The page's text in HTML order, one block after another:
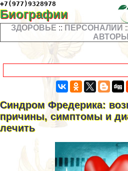
+7(977)9328978
Биографии
ЗДОРОВЬЕ :: ПЕРСОНАЛИИ ::
АВТОРЫ
Синдром Фредерика:
причины, симптомы и
лечить